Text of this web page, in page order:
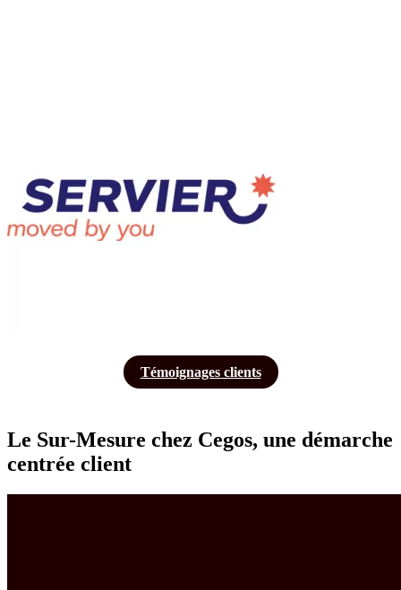
Témoignages clients
Le Sur-Mesure chez Cegos, une démarche
centrée client